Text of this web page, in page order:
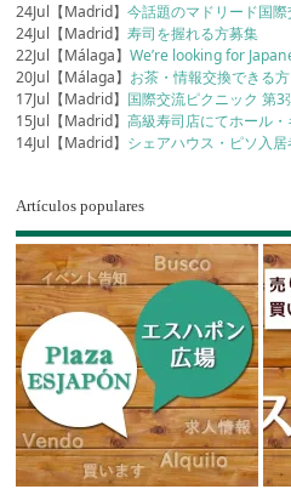
24Jul【Madrid】今話題のマドリード国
24Jul【Madrid】寿司を握れる方募集
22Jul【Málaga】We’re looking for
20Jul【Málaga】 お茶・情報交換できる
17Jul【Madrid】 国際交流ピクニック 第
15Jul【Madrid】高級寿司店にてホール
14Jul【Madrid】 シェアハウス・ピソ入
Artículos populares